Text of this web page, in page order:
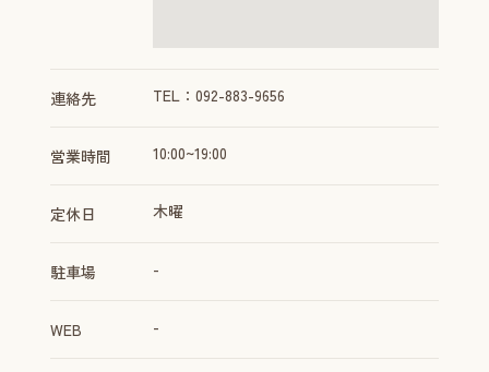
連絡先 TEL：092-883-9656
営業時間 10:00~19:00
定休日 木曜
駐車場 -
WEB -